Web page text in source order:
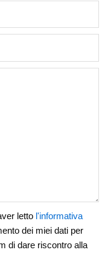
letto l'informativa
dei miei dati per
di dare riscontro alla